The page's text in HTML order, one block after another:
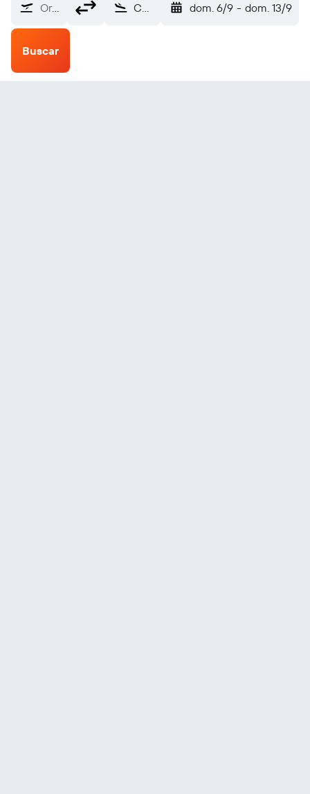
Origen Churchill (YYQ) dom. 6/9 - dom. 13/9
Buscar